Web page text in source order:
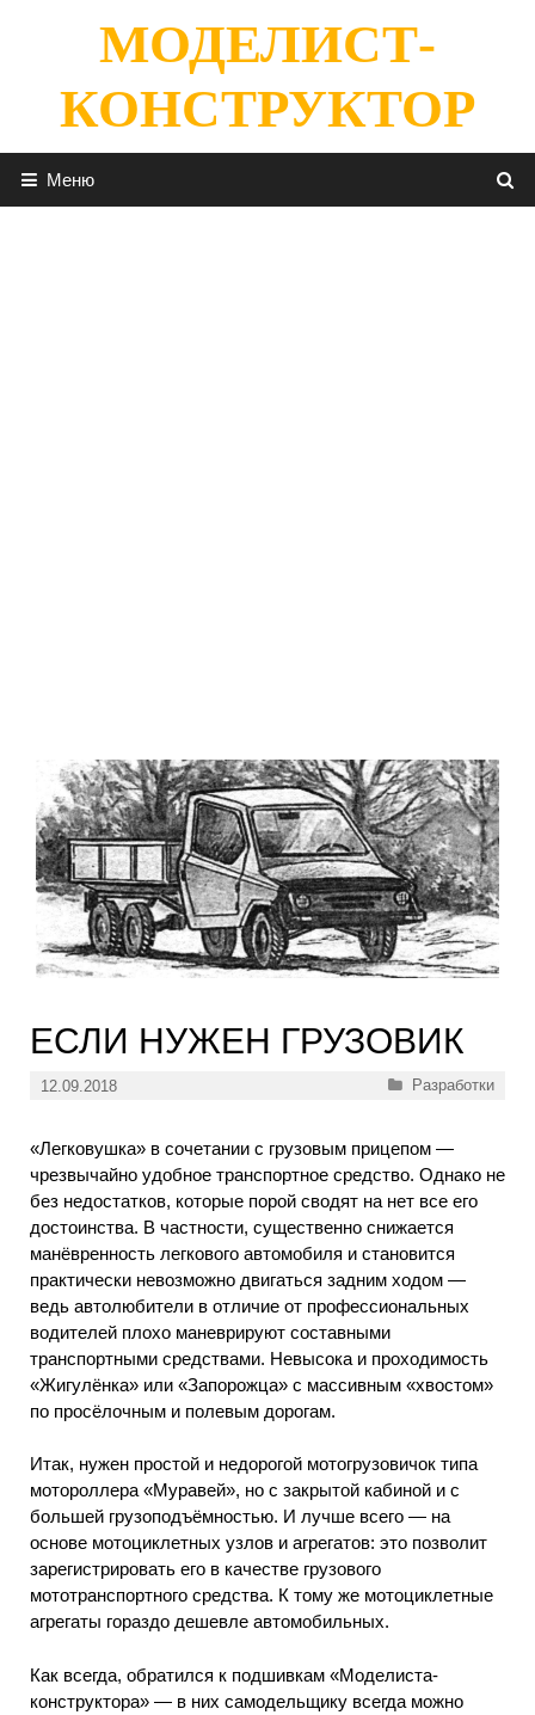
содержимомуМОДЕЛИСТ-
КОНСТРУКТОР
Меню
ЕСЛИ НУЖЕН ГРУЗОВИК
12.09.2018 Рубрики
Разработки
«Легковушка» в сочетании с грузовым прицепом —
чрезвычайно удобное транспортное средство. Однако не
без недостатков, которые порой сводят на нет все его
достоинства. В частности, существенно снижается
манёвренность легкового автомобиля и становится
практически невозможно двигаться задним ходом —
ведь автолюбители в отличие от профессиональных
водителей плохо маневрируют составными
транспортными средствами. Невысока и проходимость
«Жигулёнка» или «Запорожца» с массивным «хвостом»
по просёлочным и полевым дорогам.
Итак, нужен простой и недорогой мотогрузовичок типа
мотороллера «Муравей», но с закрытой кабиной и с
большей грузоподъёмностью. И лучше всего — на
основе мотоциклетных узлов и агрегатов: это позволит
зарегистрировать его в качестве грузового
мототранспортного средства. К тому же мотоциклетные
агрегаты гораздо дешевле автомобильных.
Как всегда, обратился к подшивкам «Моделиста-
конструктора» — в них самодельщику всегда можно